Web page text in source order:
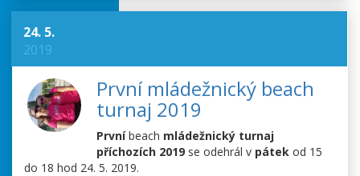
24. 5.
2019
První mládežnický beach
turnaj 2019
Prvníbeach mládežnický turnaj
příchozích 2019se odehrál v pátekod 15
do 18 hod 24. 5. 2019.